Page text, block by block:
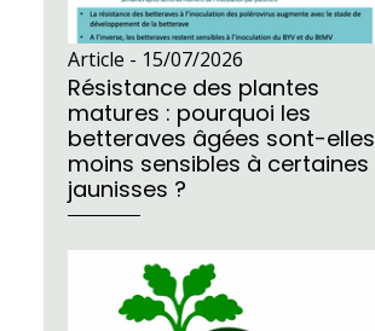
Article - 15/07/2026
Résistance des plantes
matures : pourquoi les
betteraves âgées sont-elles
moins sensibles à certaines
jaunisses ?